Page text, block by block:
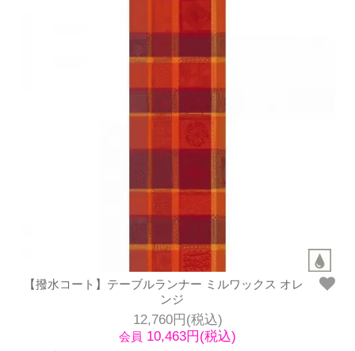
【撥水コート】テーブルランナー ミルワックス オレ
ンジ
12,760円(税込)
会員 10,463円(税込)